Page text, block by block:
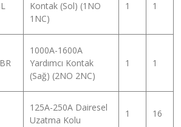
Kontak (Sol) (1NO
1NC)
1 1
1000A-1600A
Yardımcı Kontak
(Sağ) (2NO 2NC)
1 1
125A-250A Dairesel
Uzatma Kolu
1 16